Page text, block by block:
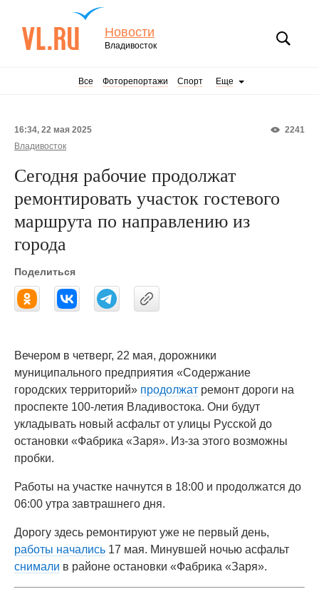
Новости
Владивосток
Все Фоторепортажи Спорт Еще
2241
16:34, 22 мая 2025
Владивосток
Сегодня рабочие продолжат
ремонтировать участок гостевого
маршрута по направлению из
города
Поделиться
Вечером в четверг, 22 мая, дорожники
муниципального предприятия «Содержание
городских территорий» продолжат ремонт дороги на
проспекте 100-летия Владивостока. Они будут
укладывать новый асфальт от улицы Русской до
остановки «Фабрика «Заря». Из-за этого возможны
пробки.
Работы на участке начнутся в 18:00 и продолжатся до
06:00 утра завтрашнего дня.
Дорогу здесь ремонтируют уже не первый день,
работы начались 17 мая. Минувшей ночью асфальт
снимали в районе остановки «Фабрика «Заря».